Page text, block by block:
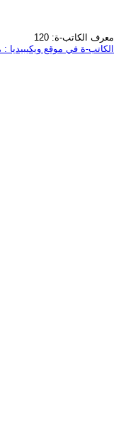
معرف الكاتب-ة: 120
الكاتب-ة في موقع ويكيبيديا